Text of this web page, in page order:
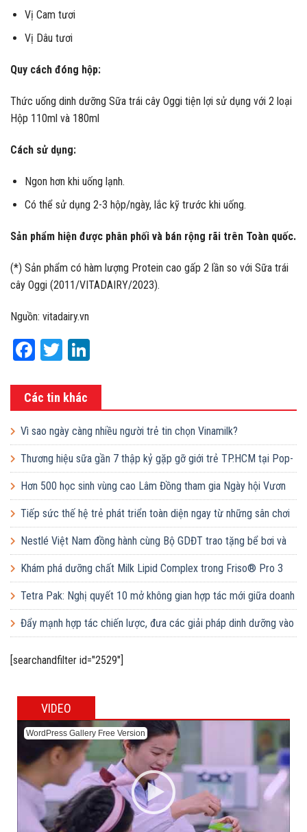
Vị Cam tươi
Vị Dâu tươi
Quy cách đóng hộp:
Thức uống dinh dưỡng Sữa trái cây Oggi tiện lợi sử dụng với 2 loại
Hộp 110ml và 180ml
Cách sử dụng:
Ngon hơn khi uống lạnh.
Có thể sử dụng 2-3 hộp/ngày, lắc kỹ trước khi uống.
Sản phẩm hiện được phân phối và bán rộng rãi trên Toàn quốc.
(*) Sản phẩm có hàm lượng Protein cao gấp 2 lần so với Sữa trái
cây Oggi (2011/VITADAIRY/2023).
Nguồn: vitadairy.vn
Facebook
Twitter
Các tin khác
Vì sao ngày càng nhiều người trẻ tin chọn Vinamilk?
Thương hiệu sữa gần 7 thập kỷ gặp gỡ giới trẻ TP.HCM tại Pop-
up ‘Thưởng vị hè’
Hơn 500 học sinh vùng cao Lâm Đồng tham gia Ngày hội Vươn
cao Việt Nam
Tiếp sức thế hệ trẻ phát triển toàn diện ngay từ những sân chơi
học đường
Nestlé Việt Nam đồng hành cùng Bộ GDĐT trao tặng bể bơi và
lớp dạy bơi mô hình điểm cho học sinh tại tỉnh Bắc Ninh
Khám phá dưỡng chất Milk Lipid Complex trong Friso® Pro 3
Tetra Pak: Nghị quyết 10 mở không gian hợp tác mới giữa doanh
nghiệp FDI và doanh nghiệp Việt
Đẩy mạnh hợp tác chiến lược, đưa các giải pháp dinh dưỡng vào
[searchandfilter id="2529"]
VIDEO
WordPress Gallery Free Version